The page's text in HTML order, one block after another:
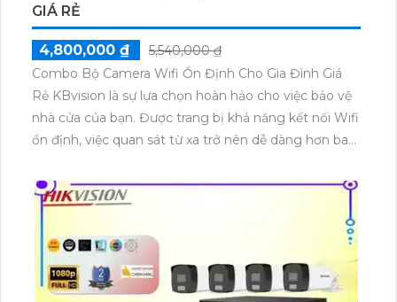
GIÁ RẺ
4,800,000 ₫
5,540,000 ₫
Combo Bộ Camera Wifi Ổn Định Cho Gia Đình Giá
Rẻ KBvision là sự lựa chọn hoàn hảo cho việc bảo vệ
nhà cửa của bạn. Được trang bị khả năng kết nối Wifi
ổn định, việc quan sát từ xa trở nên dễ dàng hơn bao
năng thu âm và loa to rõ, giúp bạn không chỉ quan
sát mà còn có thể trò chuyện hai chiều một cách dễ
dàng. Với công nghệ mới được áp dụng, Combo Bộ
Camera Wifi KBvision cam kết mang lại trải nghiệm
an toàn và tiện lợi cho gia đình của bạn.